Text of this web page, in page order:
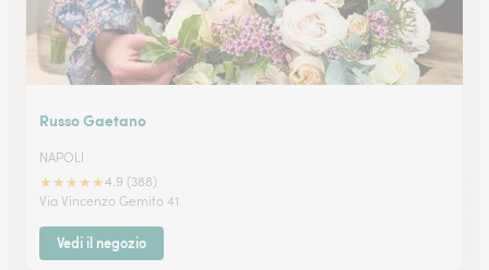
Russo Gaetano
NAPOLI
★★★★★4.9 (388)
Via Vincenzo Gemito 41
Vedi il negozio